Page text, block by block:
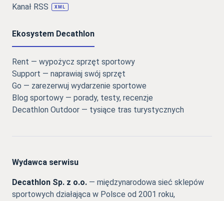
Kanał RSS
XML
Ekosystem Decathlon
Rent — wypożycz sprzęt sportowy
Support — naprawiaj swój sprzęt
Go — zarezerwuj wydarzenie sportowe
Blog sportowy — porady, testy, recenzje
Decathlon Outdoor — tysiące tras turystycznych
Wydawca serwisu
Decathlon Sp. z o.o. — międzynarodowa sieć sklepów
sportowych działająca w Polsce od 2001 roku,